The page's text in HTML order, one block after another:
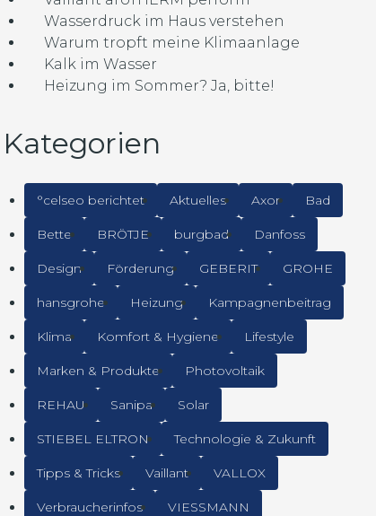
Wasserdruck im Haus verstehen
Warum tropft meine Klimaanlage
Kalk im Wasser
Heizung im Sommer? Ja, bitte!
Kategorien
°celseo berichtet Aktuelles Axor Bad
Bette BRÖTJE burgbad Danfoss
Design Förderung GEBERIT GROHE
hansgrohe Heizung Kampagnenbeitrag
Klima Komfort & Hygiene Lifestyle
Marken & Produkte Photovoltaik
REHAU Sanipa Solar
STIEBEL ELTRON Technologie & Zukunft
Tipps & Tricks Vaillant VALLOX
Verbraucherinfos VIESSMANN